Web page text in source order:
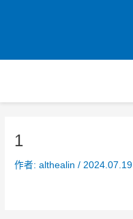
1
作者:althealin/ 2024.07.19